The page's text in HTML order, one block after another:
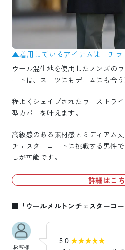
▲着用しているアイテムはコチラ
ウール混生地を使用したメンズの
ートは、スーツにもデニムにも合う
程よくシェイプされたウエストラ
型カバーを叶えます。
高級感のある素材感とミディアム
チェスターコートに挑戦する男性
しが可能です。
詳細はこ
■「ウールメルトンチェスターコ
お客様
5.0 ★★★★★